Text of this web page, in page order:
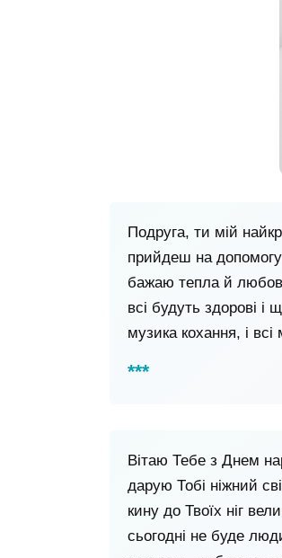
Подруга, ти мій
прийдеш на
бажаю тепла й
всі будуть здорові і
музика кохання, і
Вітаю Тебе з Днем
дарую Тобі ніжний
кину до Твоїх ніг
сьогодні не буде